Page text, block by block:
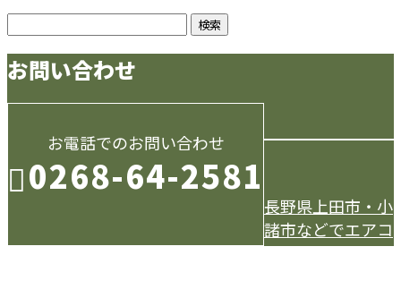
お問い合わせ
お電話でのお問い合わせ
0268-64-2581
長野県上田市・小
諸市などでエアコ